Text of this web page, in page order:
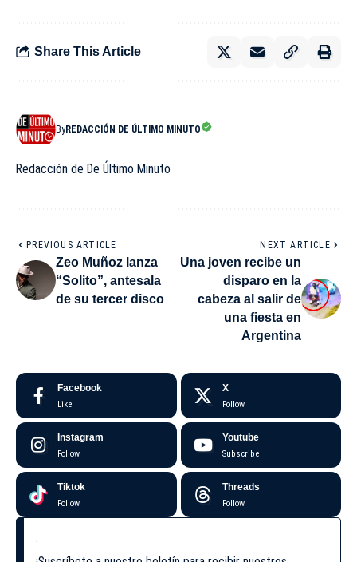
Share This Article
ByREDACCIÓN DE ÚLTIMO MINUTO
Redacción de De Último Minuto
PREVIOUS ARTICLE
Zeo Muñoz lanza
“Solito”, antesala
de su tercer disco
NEXT ARTICLE
Una joven recibe un
disparo en la
cabeza al salir de
una fiesta en
Argentina
Facebook
Like
X
Follow
Instagram
Follow
Youtube
Subscribe
Tiktok
Follow
Threads
Follow